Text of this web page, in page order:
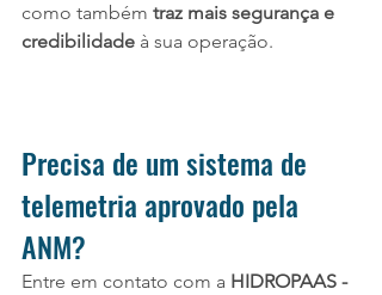
como também traz mais segurança e
credibilidade à sua operação.
Precisa de um sistema de
telemetria aprovado pela
ANM?
Entre em contato com a HIDROPAAS -